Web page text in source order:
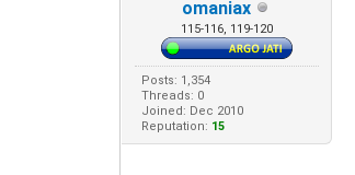
omaniax
115-116, 119-120
Posts: 1,354
Threads: 0
Joined: Dec 2010
Reputation: 15